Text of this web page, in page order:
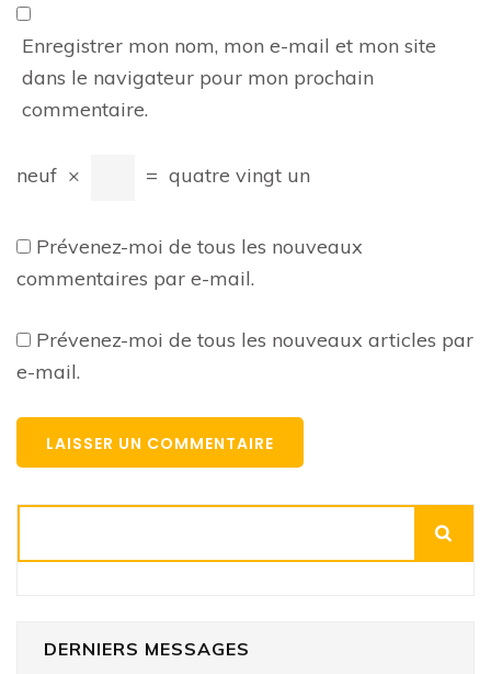
Enregistrer mon nom, mon e-mail et mon site
dans le navigateur pour mon prochain
commentaire.
neuf × = quatre vingt un
Prévenez-moi de tous les nouveaux
commentaires par e-mail.
Prévenez-moi de tous les nouveaux articles par
e-mail.
DERNIERS MESSAGES